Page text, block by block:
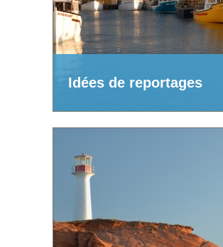
Idées de reportages